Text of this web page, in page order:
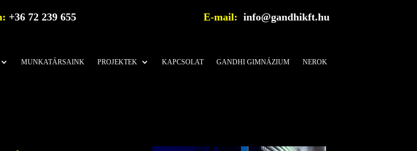
+36 72 239 655 E-mail: info@gandhikft.hu
MUNKATÁRSAINK PROJEKTEK KAPCSOLAT GANDHI GIMNÁZIUM NEROK